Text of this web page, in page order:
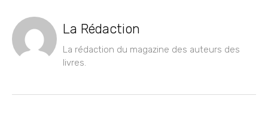
La Rédaction
La rédaction du magazine des auteurs des
livres.